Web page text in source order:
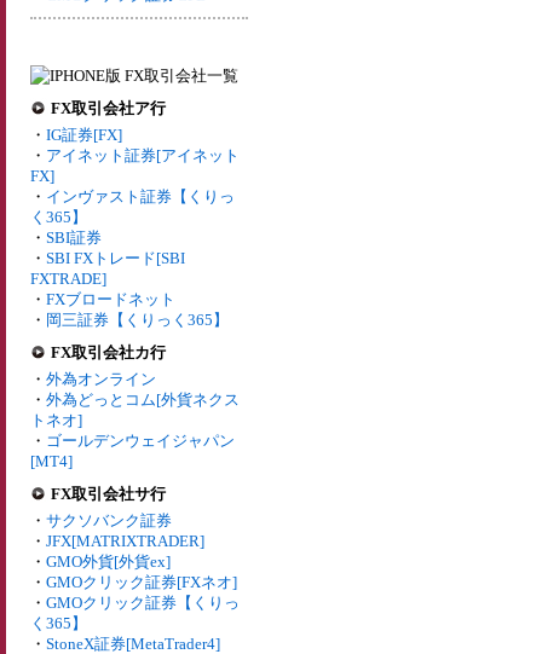
FX取引会社ア行
・ IG証券[FX]
・ アイネット証券[アイネット
FX]
・ インヴァスト証券【くりっ
く365】
・ SBI証券
・ SBI FXトレード[SBI
FXTRADE]
・ FXブロードネット
・ 岡三証券【くりっく365】
FX取引会社カ行
・ 外為オンライン
・ 外為どっとコム[外貨ネクス
トネオ]
・ ゴールデンウェイジャパン
[MT4]
FX取引会社サ行
・ サクソバンク証券
・ JFX[MATRIXTRADER]
・ GMO外貨[外貨ex]
・ GMOクリック証券[FXネオ]
・ GMOクリック証券【くりっ
く365】
・ StoneX証券[MetaTrader4]